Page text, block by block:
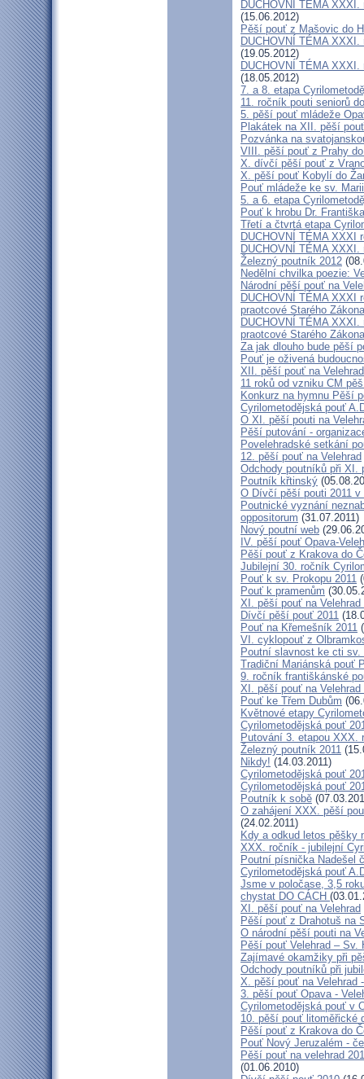
DUCHOVNÍ TÉMA
(15.06.2012)
Pěší pouť z Mašovic do
DUCHOVNÍ TÉMA
(19.05.2012)
DUCHOVNÍ TÉMA
(18.05.2012)
7. a 8. etapa
11. ročník pouti seniorů
5. pěší pouť mládeže
Plakátek na XII. pěší
Pozvánka na
VIII. pěší pouť z Prahy
X. dívčí pěší pouť z
X. pěší pouť Kobylí do
Pouť mládeže ke sv.
5. a 6. etapa
Pouť k hrobu Dr.
Třetí a čtvrtá etapa
DUCHOVNÍ TÉMA XXXI
DUCHOVNÍ TÉMA
Železný poutník 2012
Nedělní chvilka poezie:
Národní pěší pouť na
DUCHOVNÍ TÉMA XXXI
praotcové Starého Zákona
DUCHOVNÍ TÉMA
praotcové Starého Zákona
Za jak dlouho bude pěší
Pouť je oživená
XII. pěší pouť na
11 roků od vzniku CM
Konkurz na hymnu Pěší
Cyrilometodějská pouť
O XI. pěší pouti na
Pěší putování -
Povelehradské setkání
12. pěší pouť na Velehrad
Odchody poutníků při XI.
Poutník křtinský
O Dívčí pěší pouti 2011 v
Poutnické vyznání
oppositorum (31.07.2011)
Nový poutní web
IV. pěší pouť Opava-
Pěší pouť z Krakova do
Jubilejní 30. ročník
Pouť k sv. Prokopu 2011
Pouť k pramenům
XI. pěší pouť na Velehrad
Dívčí pěší pouť 2011
Pouť na Křemešník 2011
VI. cyklopouť z
Poutní slavnost ke cti sv.
Tradiční Mariánská pouť
9. ročník františkánské
XI. pěší pouť na
Pouť ke Třem Dubům
Květnové etapy
Cyrilometodějská pouť
Putování 3. etapou XXX.
Železný poutník 2011
Nikdy! (14.03.2011)
Cyrilometodějská pouť
Cyrilometodějská pouť
Poutník k sobě
O zahájení XXX. pěší
(24.02.2011)
Kdy a odkud letos pěšky
XXX. ročník - jubilejní
Poutní písnička Nadešel
Cyrilometodějská pouť
Jsme v poločase, 3,5
chystat DO CÁCH
XI. pěší pouť na Velehrad
Pěší pouť z Drahotuš na
O národní pěší pouti na
Pěší pouť Velehrad – Sv.
Zajímavé okamžiky při
Odchody poutníků při
X. pěší pouť na Velehrad
3. pěší pouť Opava -
Cyrilometodějská pouť v
10. pěší pouť litoměřické
Pěší pouť z Krakova do
Pouť Nový Jeruzalém -
Pěší pouť na velehrad
(01.06.2010)